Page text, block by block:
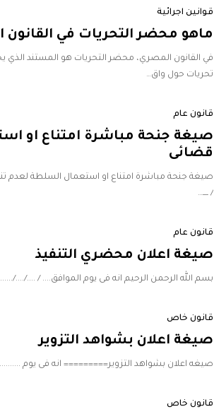
قوانين اجرائية
ماهو محضر التحريات في
في القانون المصري، محضر التحريات هو المستند الذي
تحريات حول واق…
قانون عام
صيغة جنحة مباشرة امتناع او
قضائى
صيغة جنحة مباشرة امتناع او استعمال السلطة لعدم
/ ــــ…
قانون عام
صيغة اعلان محضري التنفيذ
بسم الله الرحمن الرحيم انه فى يوم الموافق.... / ..../..../
قانون خاص
صيغة اعلان بشواهد التزوير
صيغه اعلان بشواهد التزوير========= انه فى يوم
قانون خاص